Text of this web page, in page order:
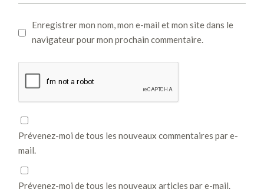
Enregistrer mon nom, mon e-mail et mon site dans le
navigateur pour mon prochain commentaire.
Prévenez-moi de tous les nouveaux commentaires par e-
mail.
Prévenez-moi de tous les nouveaux articles par e-mail.